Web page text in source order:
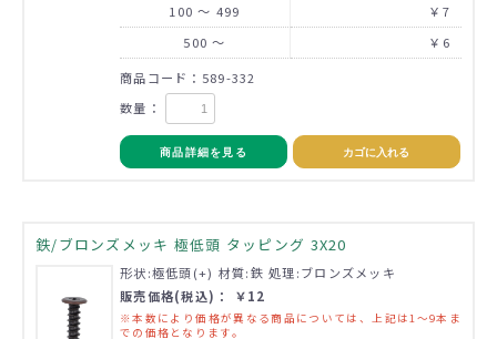
100 ～ 499
￥7
500 ～
￥6
商品コード：589-332
数量：
商品詳細を見る カゴに入れる
鉄/ブロンズメッキ 極低頭 タッピング 3X20
形状:極低頭(+) 材質:鉄 処理:ブロンズメッキ
販売価格(税込)： ￥12
※本数により価格が異なる商品については、上記は1～9本ま
での価格となります。